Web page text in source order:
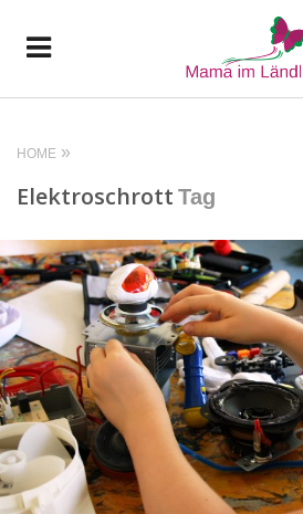
HOME
Elektroschrott Tag
READ MORE